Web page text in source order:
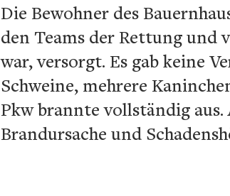
Die Bewohner des
den Teams der Rettung
war, versorgt. Es gab keine
Schweine, mehrere
Pkw brannte vollständig
Brandursache und